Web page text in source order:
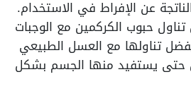
عن الإفراط في الاستخدام.
تناول حبوب الكركمين مع الوجبات
تناولها مع العسل الطبيعي
حتى يستفيد منها الجسم بشكل